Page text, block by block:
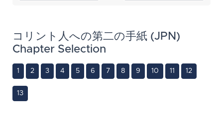
コリント人への第二の手紙 (JPN)
Chapter Selection
1 2 3 4 5 6 7 8 9 10 11 12
13